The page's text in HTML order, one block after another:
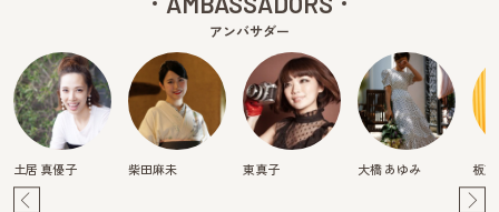
アンバサダー
土居 真優子 柴田麻未 東真子 大橋 あゆみ 板